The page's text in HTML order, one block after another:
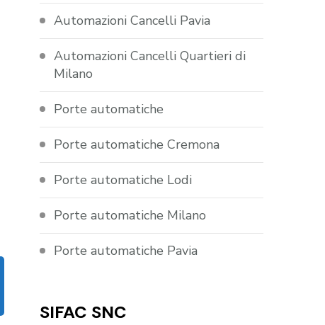
Automazioni Cancelli Pavia
Automazioni Cancelli Quartieri di
Milano
Porte automatiche
Porte automatiche Cremona
Porte automatiche Lodi
Porte automatiche Milano
Porte automatiche Pavia
SIFAC SNC